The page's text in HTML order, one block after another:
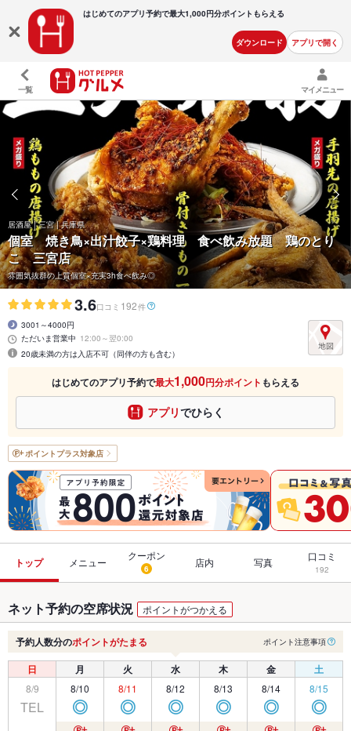
はじめてのアプリ予約で最大1,000円分ポイントもらえる
ダウンロード アプリで開く
一覧 マイメニュー
居酒屋 | 三宮 | 兵庫県
個室 焼き鳥×出汁餃子×鶏料理 食べ飲み放題 鶏のとり
こ 三宮店
雰囲気抜群の上質個室×充実3h食べ飲み◎
3.6口コミ 192件
3001～4000円
ただいま営業中 12:00～翌0:00
20歳未満の方は入店不可（同伴の方も含む）
はじめてのアプリ予約で最大1,000円分ポイント もらえる
アプリでひらく
ポイントプラス対象店
トップ メニュー
クーポン
6 店内 写真 口コミ
192
ネット予約の空席状況 ポイントがつかえる
予約人数分のポイントがたまる ポイント注意事項
日 月 火 水 木 金 土
8/9
TEL
8/10
◎
8/11
◎
8/12
◎
8/13
◎
8/14
◎
8/15
◎